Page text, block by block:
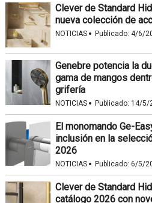
Clever de Standard
nueva colección de
NOTICIAS · Publicado: 4/6/
Genebre potencia la
gama de mangos
grifería
NOTICIAS · Publicado: 14/5/
El monomando Ge-
inclusión en la
2026
NOTICIAS · Publicado: 6/5/
Clever de Standard
catálogo 2026 con